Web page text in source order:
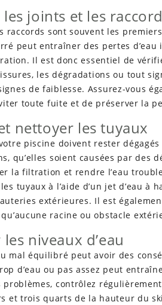
joints et les
raccords sont souvent les
peut entraîner des pertes
Il est donc essentiel de
les dégradations ou tout
de faiblesse. Assurez-vous
toute fuite et de préserver la
nettoyer les tuyaux
piscine doivent rester
qu’elles soient causées par des
la filtration et rendre l’eau
tuyaux à l’aide d’un jet d’eau
extérieures. Il est
qu’aucune racine ou obstacle
niveaux d’eau
mal équilibré peut avoir des
d’eau ou pas assez peut
problèmes, contrôlez
et trois quarts de la hauteur du